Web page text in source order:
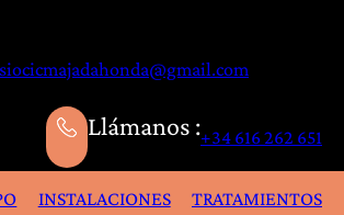
Llámanos :+34 616 262 651
INSTALACIONES
TRATAMIENTOS